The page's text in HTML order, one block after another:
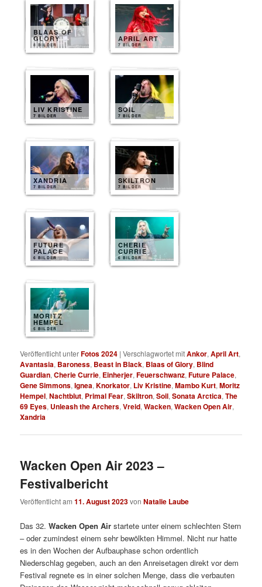
BLAAS OF
GLORY
8 BILDER
APRIL ART
7 BILDER
LIV KRISTINE
7 BILDER
SOIL
7 BILDER
XANDRIA
7 BILDER
SKILTRON
7 BILDER
FUTURE
PALACE
6 BILDER
CHERIE
CURRIE
6 BILDER
MORITZ
HEMPEL
5 BILDER
Veröffentlicht unterFotos 2024 |Verschlagwortet mitAnkor,April Art,
Avantasia, Baroness, Beast in Black, Blaas of Glory, Blind
Guardian,Cherie Currie, Einherjer,Feuerschwanz,Future Palace,
Gene Simmons,Ignea,Knorkator, Liv Kristine,Mambo Kurt,Moritz
Hempel,Nachtblut, Primal Fear,Skiltron,Soil,Sonata Arctica,The
69 Eyes, Unleash the Archers,Vreid,Wacken,Wacken Open Air,
Xandria
Wacken Open Air 2023 –
Festivalbericht
Veröffentlicht am11. August 2023vonNatalie Laube
Das 32.Wacken Open Air startete unter einem schlechten Stern
– oder zumindest einem sehr bewölkten Himmel. Nicht nur hatte
es in den Wochen der Aufbauphase schon ordentlich
Niederschlag gegeben, auch an den Anreisetagen direkt vor dem
Festival regnete es in einer solchen Menge, dass die verbauten